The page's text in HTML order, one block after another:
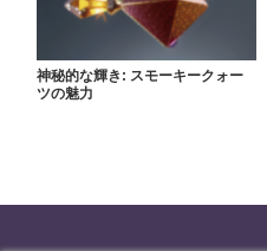
神秘的な輝き: スモーキークォー
ツの魅力